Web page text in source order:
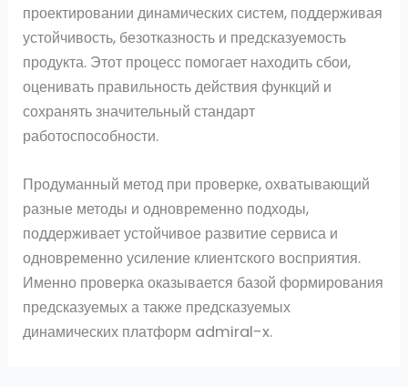
проектировании динамических систем, поддерживая
устойчивость, безотказность и предсказуемость
продукта. Этот процесс помогает находить сбои,
оценивать правильность действия функций и
сохранять значительный стандарт
работоспособности.
Продуманный метод при проверке, охватывающий
разные методы и одновременно подходы,
поддерживает устойчивое развитие сервиса и
одновременно усиление клиентского восприятия.
Именно проверка оказывается базой формирования
предсказуемых а также предсказуемых
динамических платформ admiral-x.